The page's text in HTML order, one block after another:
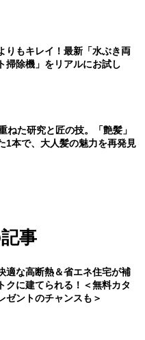
りもキレイ！最新「水ぶき両
掃除機」をリアルにお試し
ねた研究と匠の技。「艶髪」
1本で、大人髪の魅力を再発見
事
適な高断熱＆省エネ住宅が補
クに建てられる！＜無料カタ
ゼントのチャンスも＞